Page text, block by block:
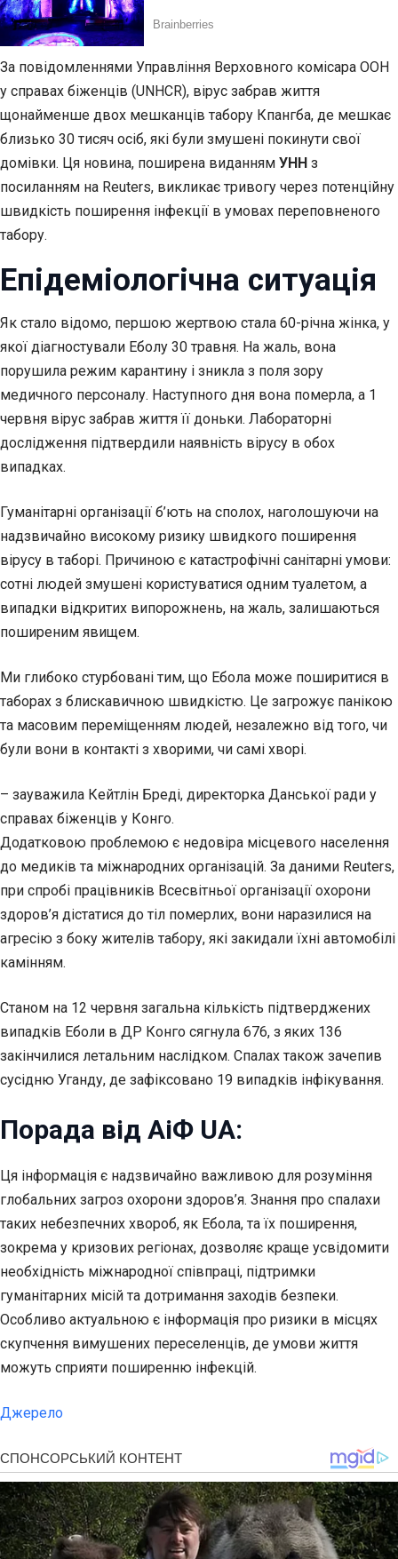
За повідомленнями Управління Верховного комісара ООН
у справах біженців (UNHCR), вірус забрав життя
щонайменше двох мешканців табору Кпангба, де мешкає
близько 30 тисяч осіб, які були змушені покинути свої
домівки. Ця новина, поширена виданням УНН з
посиланням на Reuters, викликає тривогу через потенційну
швидкість поширення інфекції в умовах переповненого
табору.
Епідеміологічна ситуація
Як стало відомо, першою жертвою стала 60-річна жінка, у
якої діагностували Еболу 30 травня. На жаль, вона
порушила режим карантину і зникла з поля зору
медичного персоналу. Наступного дня вона померла, а 1
червня вірус забрав життя її доньки. Лабораторні
дослідження підтвердили наявність вірусу в обох
випадках.
Гуманітарні організації б’ють на сполох, наголошуючи на
надзвичайно високому ризику швидкого поширення
вірусу в таборі. Причиною є катастрофічні санітарні умови:
сотні людей змушені користуватися одним туалетом, а
випадки відкритих випорожнень, на жаль, залишаються
поширеним явищем.
Ми глибоко стурбовані тим, що Ебола може поширитися в
таборах з блискавичною швидкістю. Це загрожує панікою
та масовим переміщенням людей, незалежно від того, чи
були вони в контакті з хворими, чи самі хворі.
– зауважила Кейтлін Бреді, директорка Данської ради у
справах біженців у Конго.
Додатковою проблемою є недовіра місцевого населення
до медиків та міжнародних організацій. За даними Reuters,
при спробі працівників Всесвітньої організації охорони
здоров’я дістатися до тіл померлих, вони наразилися на
агресію з боку жителів табору, які закидали їхні автомобілі
камінням.
Станом на 12 червня загальна кількість підтверджених
випадків Еболи в ДР Конго сягнула 676, з яких 136
закінчилися летальним наслідком. Спалах також зачепив
сусідню Уганду, де зафіксовано 19 випадків інфікування.
Порада від АіФ UA:
Ця інформація є надзвичайно важливою для розуміння
глобальних загроз охорони здоров’я. Знання про спалахи
таких небезпечних хвороб, як Ебола, та їх поширення,
зокрема у кризових регіонах, дозволяє краще усвідомити
необхідність міжнародної співпраці, підтримки
гуманітарних місій та дотримання заходів безпеки.
Особливо актуальною є інформація про ризики в місцях
скупчення вимушених переселенців, де умови життя
можуть сприяти поширенню інфекцій.
Джерело